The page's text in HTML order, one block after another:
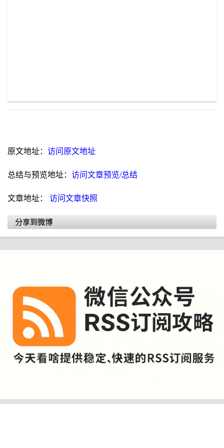
原文地址： 访问原文地址
总结与预览地址： 访问文章预览/总结
文章地址： 访问文章快照
分享到微博